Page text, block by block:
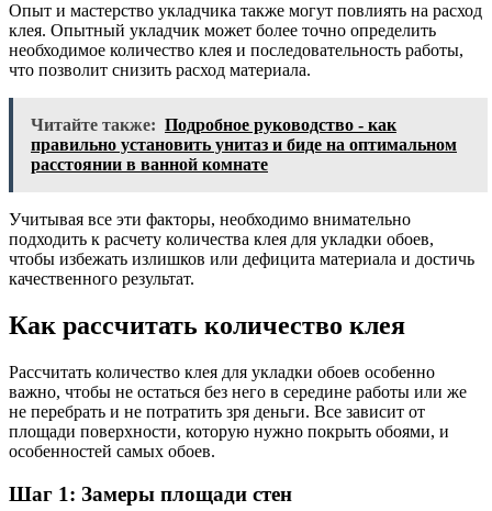
Опыт и мастерство укладчика также могут повлиять на расход
клея. Опытный укладчик может более точно определить
необходимое количество клея и последовательность работы,
что позволит снизить расход материала.
Читайте также: Подробное руководство - как
правильно установить унитаз и биде на оптимальном
расстоянии в ванной комнате
Учитывая все эти факторы, необходимо внимательно
подходить к расчету количества клея для укладки обоев,
чтобы избежать излишков или дефицита материала и достичь
качественного результат.
Как рассчитать количество клея
Рассчитать количество клея для укладки обоев особенно
важно, чтобы не остаться без него в середине работы или же
не перебрать и не потратить зря деньги. Все зависит от
площади поверхности, которую нужно покрыть обоями, и
особенностей самых обоев.
Шаг 1: Замеры площади стен